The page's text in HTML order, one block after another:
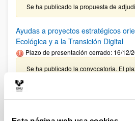
Se ha publicado la propuesta de
Ayudas a proyectos estratégicos
Ecológica y a la Transición Digital
Plazo de presentación cerrado: 16/12/
Se ha publicado la convocatoria. El
PIFG21/22: “Ingeniería de